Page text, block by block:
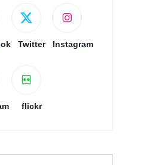
Twitter Instagram
flickr